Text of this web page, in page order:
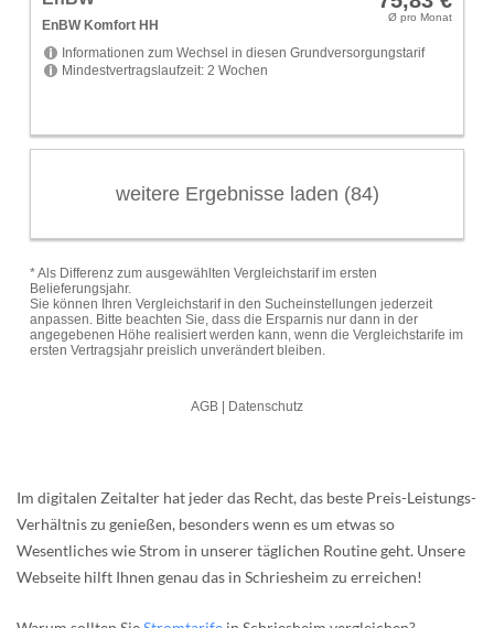
Im digitalen Zeitalter hat jeder das Recht, das beste Preis-Leistungs-
Verhältnis zu genießen, besonders wenn es um etwas so
Wesentliches wie Strom in unserer täglichen Routine geht. Unsere
Webseite hilft Ihnen genau das in Schriesheim zu erreichen!